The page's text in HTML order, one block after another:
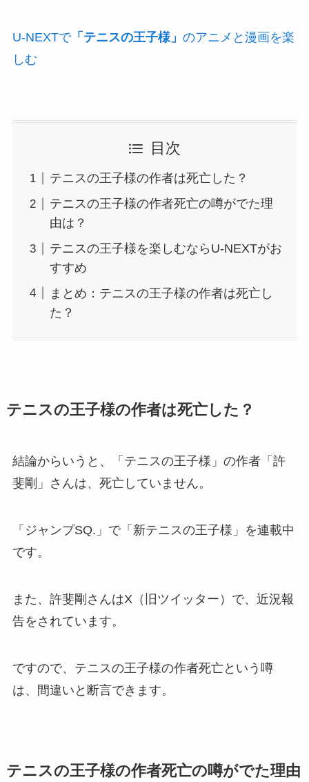
U-NEXTで「テニスの王子様」 のアニメと漫画を楽
しむ
目次
テニスの王子様の作者は死亡した？
テニスの王子様の作者死亡の噂がでた理
由は？
テニスの王子様を楽しむならU-NEXTがお
すすめ
まとめ：テニスの王子様の作者は死亡し
た？
テニスの王子様の作者は死亡した？
結論からいうと、「テニスの王子様」の作者「許
斐剛」さんは、死亡していません。
「ジャンプSQ.」で「新テニスの王子様」を連載中
です。
また、許斐剛さんはX（旧ツイッター）で、近況報
告をされています。
ですので、テニスの王子様の作者死亡という噂
は、間違いと断言できます。
テニスの王子様の作者死亡の噂がでた理由